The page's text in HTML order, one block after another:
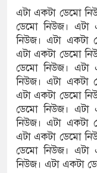
এটা একটা ডেমো
ডেমো নিউজ। এটা
নিউজ। এটা একটা
এটা একটা ডেমো
ডেমো নিউজ। এটা
নিউজ। এটা একটা
এটা একটা ডেমো
ডেমো নিউজ। এটা
নিউজ। এটা একটা
এটা একটা ডেমো
ডেমো নিউজ। এটা
নিউজ। এটা একটা